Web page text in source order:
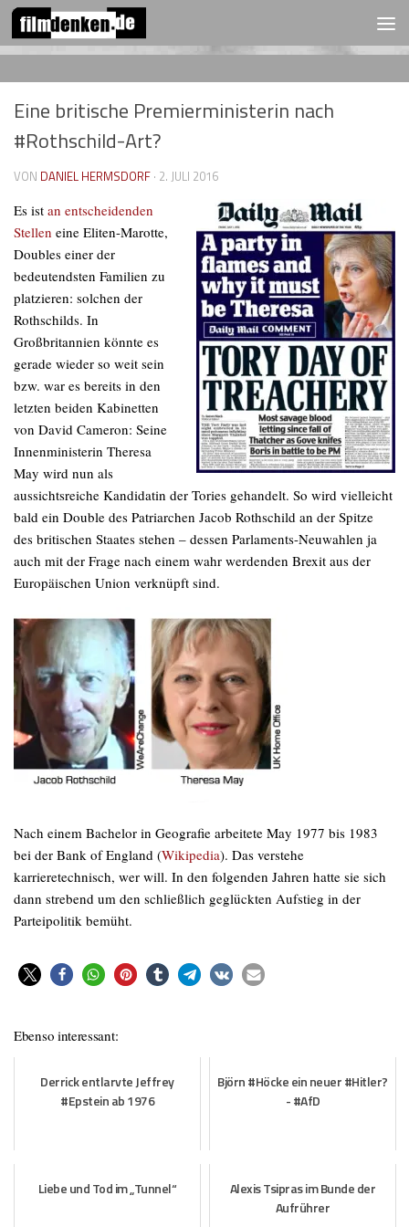
Zum Inhalt springenFOLGEN:
Eine britische Premierministerin nach
#Rothschild-Art?
VON DANIEL HERMSDORF · 2. JULI 2016
Es ist an entscheidenden
Stellen eine Eliten-Marotte,
Doubles einer der
bedeutendsten Familien zu
platzieren: solchen der
Rothschilds. In
Großbritannien könnte es
gerade wieder so weit sein
bzw. war es bereits in den
letzten beiden Kabinetten
von David Cameron: Seine
Innenministerin Theresa
May wird nun als
aussichtsreiche Kandidatin der Tories gehandelt. So wird vielleicht
bald ein Double des Patriarchen Jacob Rothschild an der Spitze
des britischen Staates stehen – dessen Parlaments-Neuwahlen ja
auch mit der Frage nach einem wahr werdenden Brexit aus der
Europäischen Union verknüpft sind.
Nach einem Bachelor in Geografie arbeitete May 1977 bis 1983
bei der Bank of England (Wikipedia). Das verstehe
karrieretechnisch, wer will. In den folgenden Jahren hatte sie sich
dann strebend um den schließlich geglückten Aufstieg in der
Parteipolitik bemüht.
Ebenso interessant:
Derrick entlarvte Jeffrey
#Epstein ab 1976
Björn #Höcke ein neuer #Hitler?
- #AfD
Liebe und Tod im „Tunnel“
Alexis Tsipras im Bunde der
Aufrührer